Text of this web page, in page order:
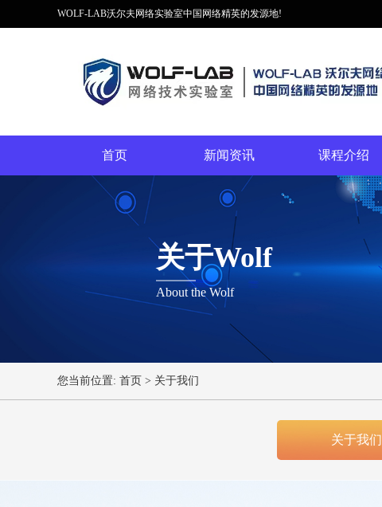
WOLF-LAB沃尔夫网络实验室中国网络精英的发源地!
首页 新闻资讯 课程介绍
关于Wolf
About the Wolf
您当前位置: 首页 > 关于我们
关于我们